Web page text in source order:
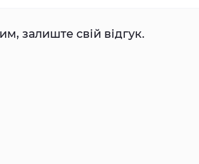
залиште свій відгук.